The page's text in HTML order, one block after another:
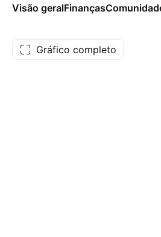
Visão geralFinanças
Gráfico completo